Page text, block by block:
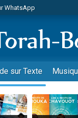
WhatsApp
Tsédaka : pauvres
Diane, 80 ans, dans
n°104 : Le Chabbath et
Sauvez la jambe de
sur Texte